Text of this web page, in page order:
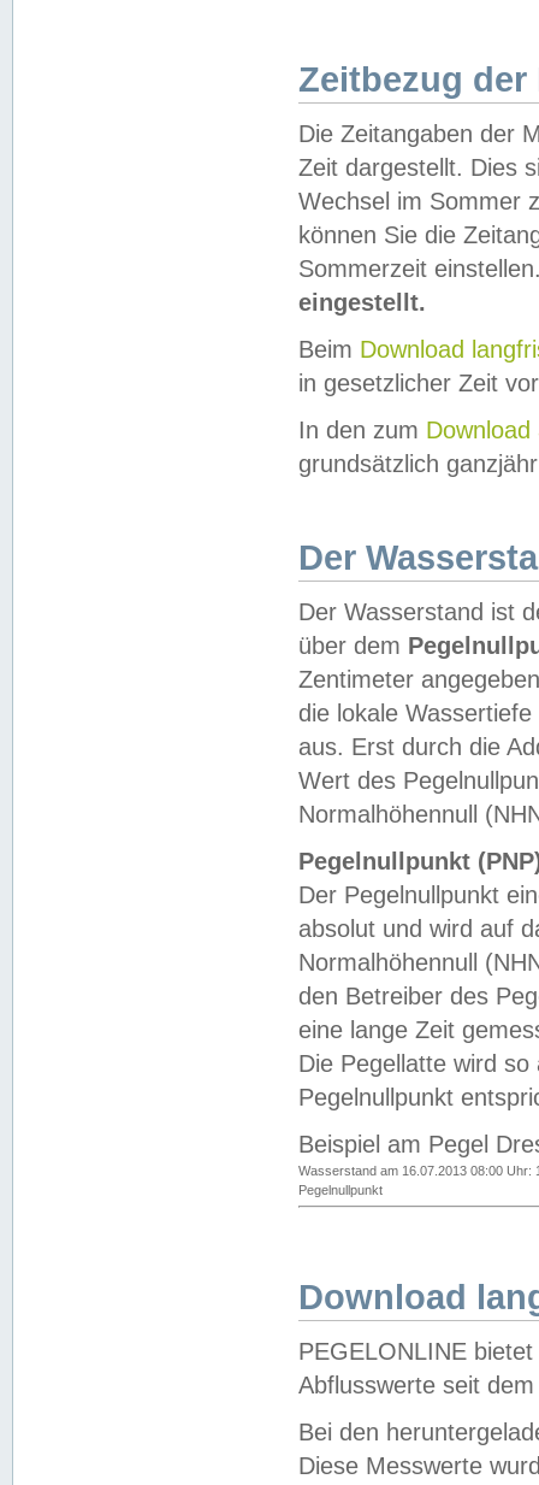
Zeitbezug der
Die Zeitangaben der
Zeit dargestellt. Dies
Wechsel im Sommer
können Sie die
Sommerzeit
eingestellt.
Beim Download
in gesetzlicher Zeit
In den zum Download
grundsätzlich
Der
Der Wasserstand ist
über dem
Zentimeter
die lokale
aus. Erst durch die
Wert des
Normalhöhennull
Pegelnullpunkt
Der Pegelnullpunkt
absolut und wird auf
Normalhöhennull
den Betreiber des
eine lange Zeit
Die Pegellatte wird
Pegelnullpunkt
Beispiel am Pegel
Wasserstand am 16.07.2013 08:00 Uhr:
Pegelnullpunkt
Download
PEGELONLINE
Abflusswerte seit
Bei den
Diese Messwerte